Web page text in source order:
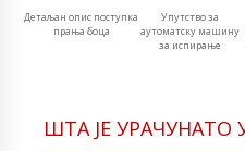
Детаљан опис поступка
прања боца
Упутство за
аутоматску машину
за испирање
ШТА ЈЕ УРАЧУНАТО